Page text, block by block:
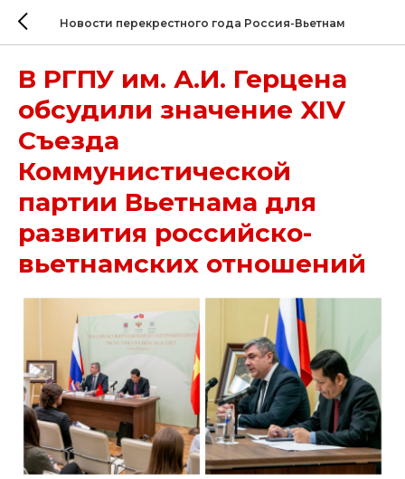
Новости перекрестного года Россия-Вьетнам
В РГПУ им. А.И. Герцена
обсудили значение XIV
Съезда
Коммунистической
партии Вьетнама для
развития российско-
вьетнамских отношений